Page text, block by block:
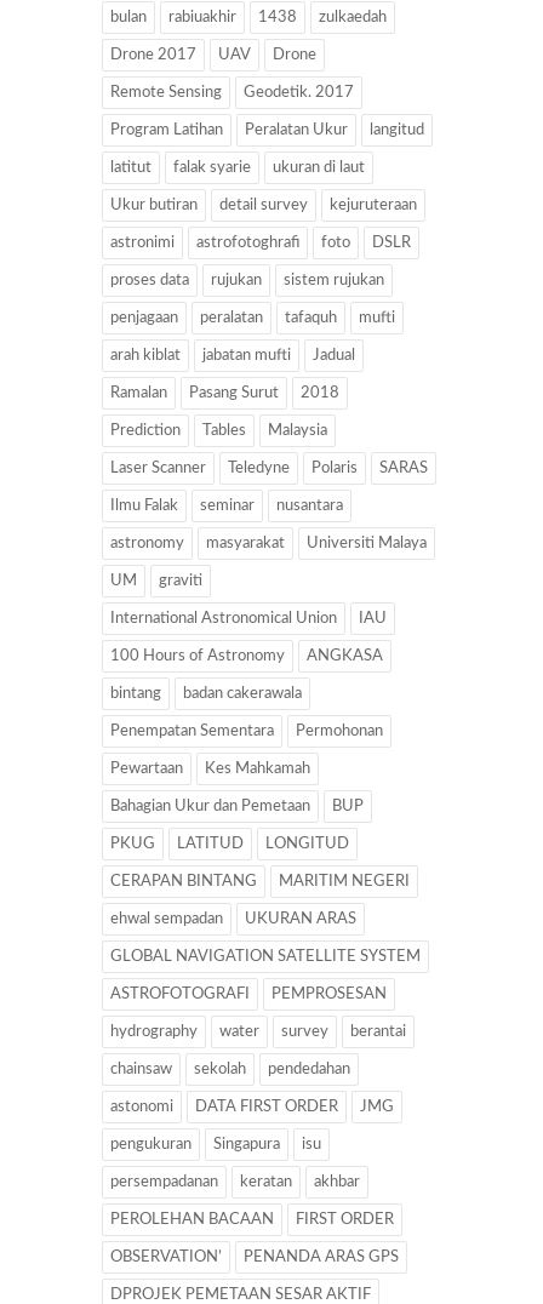
bulan rabiuakhir 1438 zulkaedah
Drone 2017 UAV Drone
Remote Sensing Geodetik. 2017
Program Latihan Peralatan Ukur langitud
latitut falak syarie ukuran di laut
Ukur butiran detail survey kejuruteraan
astronimi astrofotoghrafi foto DSLR
proses data rujukan sistem rujukan
penjagaan peralatan tafaquh mufti
arah kiblat jabatan mufti Jadual
Ramalan Pasang Surut 2018
Prediction Tables Malaysia
Laser Scanner Teledyne Polaris SARAS
Ilmu Falak seminar nusantara
astronomy masyarakat Universiti Malaya
UM graviti
International Astronomical Union IAU
100 Hours of Astronomy ANGKASA
bintang badan cakerawala
Penempatan Sementara Permohonan
Pewartaan Kes Mahkamah
Bahagian Ukur dan Pemetaan BUP
PKUG LATITUD LONGITUD
CERAPAN BINTANG MARITIM NEGERI
ehwal sempadan UKURAN ARAS
GLOBAL NAVIGATION SATELLITE SYSTEM
ASTROFOTOGRAFI PEMPROSESAN
hydrography water survey berantai
chainsaw sekolah pendedahan
astonomi DATA FIRST ORDER JMG
pengukuran Singapura isu
persempadanan keratan akhbar
PEROLEHAN BACAAN FIRST ORDER
OBSERVATION’ PENANDA ARAS GPS
DPROJEK PEMETAAN SESAR AKTIF